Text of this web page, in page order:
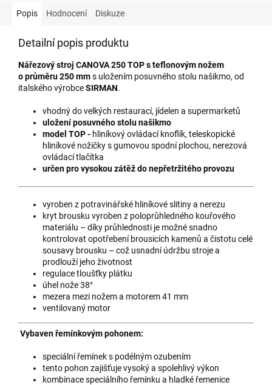
Popis Hodnocení Diskuze
Detailní popis produktu
Nářezový stroj CANOVA 250 TOP s teflonovým nožem
o průměru 250 mms uložením posuvného stolu našikmo, od
italského výrobceSIRMAN.
vhodný do velkých restaurací, jídelen a supermarketů
uložení posuvného stolu našikmo
model TOP - hliníkový ovládací knoflík, teleskopické
hliníkové nožičky s gumovou spodní plochou, nerezová
ovládací tlačítka
určen pro vysokou zátěž do nepřetržitého provozu
vyroben z potravinářské hliníkové slitiny a nerezu
kryt brousku vyroben z poloprůhledného kouřového
materiálu – díky průhlednosti je možné snadno
kontrolovat opotřebení brousicích kamenů a čistotu celé
sousavy brousku – což usnadní údržbu stroje a
prodlouží jeho životnost
regulace tloušťky plátku
úhel nože 38°
mezera mezi nožem a motorem 41 mm
ventilovaný motor
Vybaven řemínkovým pohonem:
speciální řemínek s podélným ozubením
tento pohon zajišťuje vysoký a spolehlivý výkon
kombinace speciálního řemínku a hladké řemenice